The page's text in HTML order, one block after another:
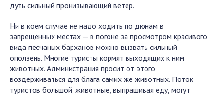
дуть сильный пронизывающий ветер.
Ни в коем случае не надо ходить по дюнам в
запрещенных местах — в погоне за просмотром красивого
вида песчаных барханов можно вызвать сильный
оползень. Многие туристы кормят выходящих к ним
животных. Администрация просит от этого
воздерживаться для блага самих же животных. Поток
туристов большой, животные, выпрашивая еду, могут